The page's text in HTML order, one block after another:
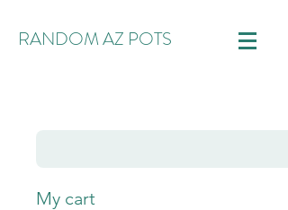
RANDOM AZ POTS
My cart